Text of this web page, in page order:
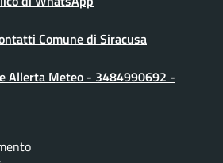
Comune di Siracusa
Allerta Meteo - 3484990692 -